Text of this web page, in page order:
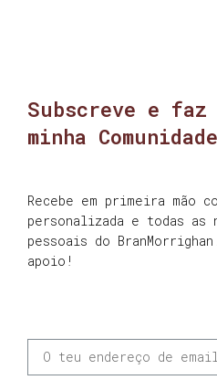
Subscreve e
minha Comunidade
Recebe em primeira mão
personalizada e todas as
pessoais do
apoio!